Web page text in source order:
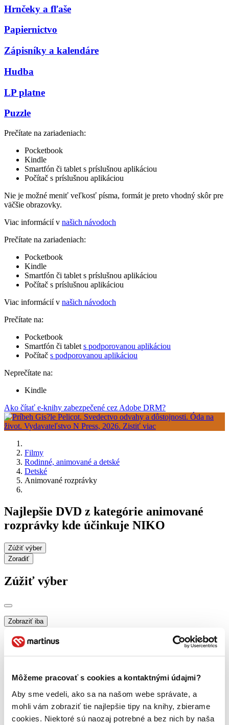
Môžeme pracovať s cookies a kontaktnými údajmi?
Aby sme vedeli, ako sa na našom webe správate, a
mohli vám zobraziť tie najlepšie tipy na knihy, zbierame
cookies. Niektoré sú naozaj potrebné a bez nich by naša
Hrnčeky a fľaše
Papiernictvo
Zápisníky a kalendáre
Hudba
LP platne
Puzzle
Prečítate na zariadeniach:
Pocketbook
Kindle
Smartfón či tablet s príslušnou aplikáciou
Počítač s príslušnou aplikáciou
Nie je možné meniť veľkosť písma, formát je preto vhodný skôr pre
väčšie obrazovky.
Viac informácií v našich návodoch
Prečítate na zariadeniach:
Pocketbook
Kindle
Smartfón či tablet s príslušnou aplikáciou
Počítač s príslušnou aplikáciou
Viac informácií v našich návodoch
Prečítate na:
Pocketbook
Smartfón či tablet s podporovanou aplikáciou
Počítač s podporovanou aplikáciou
Neprečítate na:
Kindle
Ako čítať e-knihy zabezpečené cez Adobe DRM?
Filmy
Rodinné, animované a detské
Detské
Animované rozprávky
Najlepšie DVD z kategórie animované
rozprávky kde účinkuje NIKO
Zúžiť výber
Zoradiť
Zúžiť výber
Zobraziť iba
zľavnené tituly (0 titulov)
predpredaj (0 titulov)predpredaj
pripravujeme (0 titulov)pripravujeme
dostupná (bez vypredaných) (0 titulov)
dostupná (bez
vypredaných)